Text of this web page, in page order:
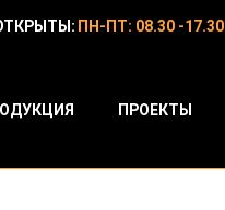
ПН-ПТ: 08.30 -17.30
ПРОЕКТЫ